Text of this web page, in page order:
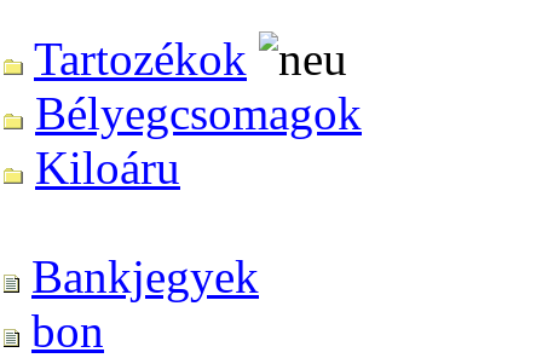
Tartozékok
Bélyegcsomagok
Kiloáru
Bankjegyek
bon